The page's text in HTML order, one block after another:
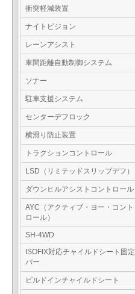
衝突軽減装置
ナイトビジョン
レーンアシスト
車間距離自動制御システム
ソナー
駐車支援システム
センターデフロック
横滑り防止装置
トラクションコントロール
LSD（リミテッドスリップデフ）
ダウンヒルアシストコントロール
AYC（アクティブ・ヨー・コント
ロール）
SH-4WD
ISOFIX対応チャイルドシート固定
バー
ビルドインチャイルドシート